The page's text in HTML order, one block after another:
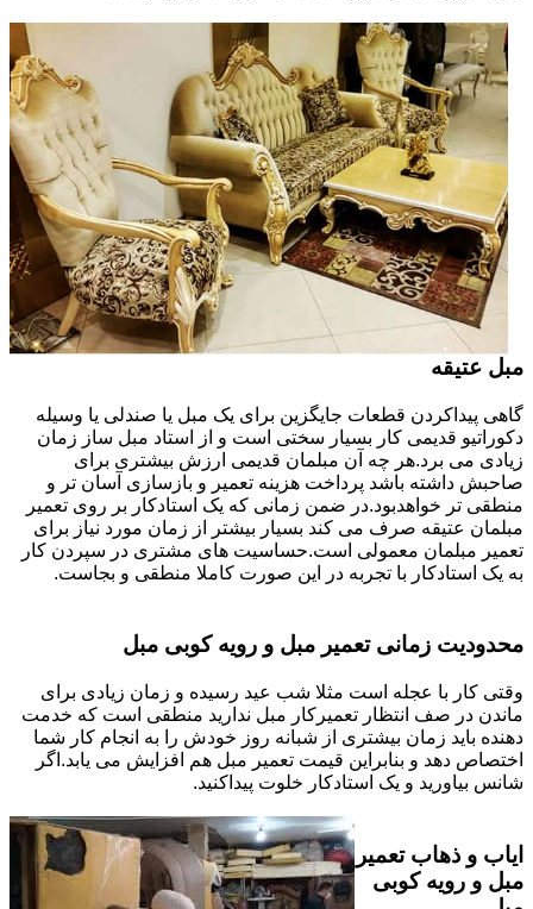
مبل عتیقه
گاهی پیداکردن قطعات جایگزین برای یک مبل یا صندلی یا وسیله
دکوراتیو قدیمی کار بسیار سختی است و از استاد مبل ساز زمان
زیادی می برد.هر چه آن مبلمان قدیمی ارزش بیشتری برای
صاحبش داشته باشد پرداخت هزینه تعمیر و بازسازی آسان تر و
منطقی تر خواهدبود.در ضمن زمانی که یک استادکار بر روی تعمیر
مبلمان عتیقه صرف می کند بسیار بیشتر از زمان مورد نیاز برای
تعمیر مبلمان معمولی است.حساسیت های مشتری در سپردن کار
به یک استادکار با تجربه در این صورت کاملا منطقی و بجاست.
محدودیت زمانی تعمیر مبل و رویه کوبی مبل
وقتی کار با عجله است مثلا شب عید رسیده و زمان زیادی برای
ماندن در صف انتظار تعمیرکار مبل ندارید منطقی است که خدمت
دهنده باید زمان بیشتری از شبانه روز خودش را به انجام کار شما
اختصاص دهد و بنابراین قیمت تعمیر مبل هم افزایش می یابد.اگر
شانس بیاورید و یک استادکار خلوت پیداکنید.
ایاب و ذهاب تعمیر
مبل و رویه کوبی